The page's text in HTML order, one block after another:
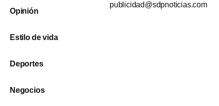
Opinión
Estilo de vida
Deportes
Negocios
publicidad@sdpnoticias.com